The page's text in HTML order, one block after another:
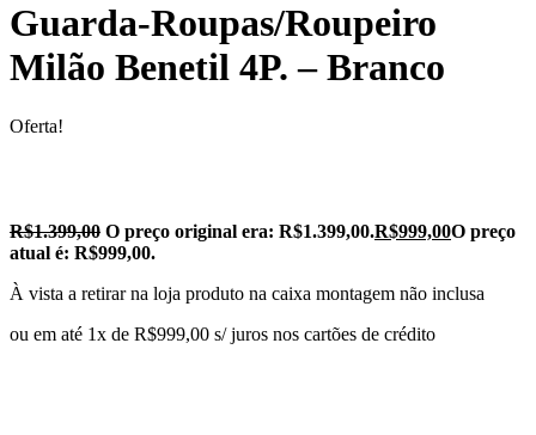
Guarda-Roupas/Roupeiro
Milão Benetil 4P. – Branco
Oferta!
R$1.399,00 O preço original era: R$1.399,00.R$999,00O preço
atual é: R$999,00.
À vista a retirar na loja produto na caixa montagem não inclusa
ou em até 1x de R$999,00 s/ juros nos cartões de crédito